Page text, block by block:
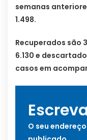
semanas
1.498.
Recuperados são
6.130 e
casos em
O seu